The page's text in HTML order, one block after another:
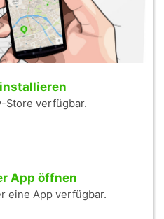
Store verfügbar.
App öffnen
eine App verfügbar.